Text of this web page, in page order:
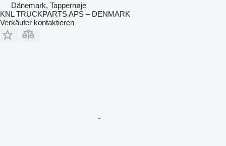
Dänemark, Tappernøje
KNL TRUCKPARTS APS – DENMARK
Verkäufer kontaktieren